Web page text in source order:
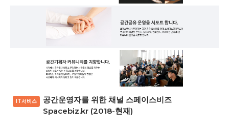
IT서비스
공간운영자를 위한 채널 스페이스비즈
Spacebiz.kr (2018-현재)